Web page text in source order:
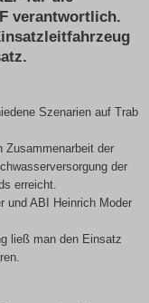
verantwortlich.
Szenarien auf Trab
Zusammenarbeit der
der
erreicht.
und ABI Heinrich Moder
ließ man den Einsatz